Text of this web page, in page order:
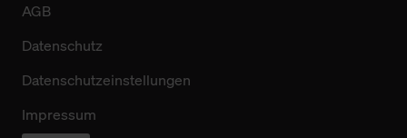
AGB
Datenschutz
Datenschutzeinstellungen
Impressum